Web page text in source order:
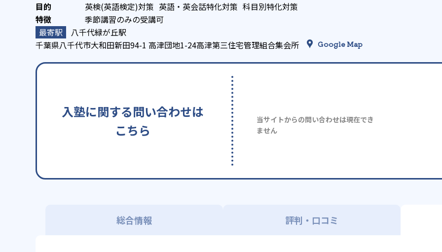
英検(英語検定)対策 英語・英会話特化対策 科目別特化対策
季節講習のみの受講可
八千代緑が丘駅
千葉県八千代市大和田新田94-1 高津団地1-24高津第三住宅管理組合集会所
Google Map
入塾に関する問い合わせは
こちら
当サイトからの問い合わせは現在でき
ません
総合情報 評判・口コミ